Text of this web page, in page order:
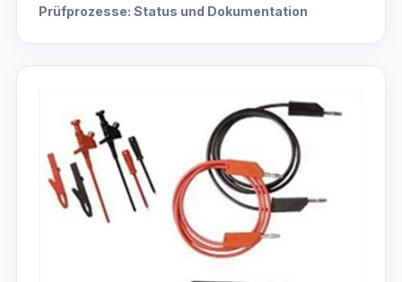
Prüfprozesse: Status und Dokumentation